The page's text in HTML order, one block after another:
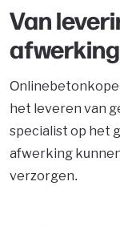
Van
afwerking
het leveren van
specialist op het
afwerking
verzorgen.